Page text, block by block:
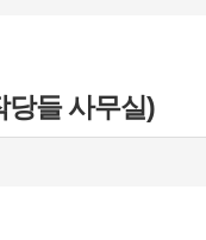
당들 사무실)